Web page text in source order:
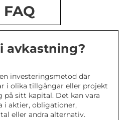
FAQ
avkastning?
investeringsmetod där
i olika tillgångar eller projekt
på sitt kapital. Det kan vara
i aktier, obligationer,
eller andra alternativ.